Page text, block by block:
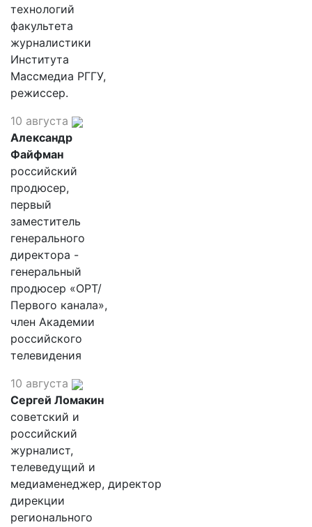
технологий
факультета
журналистики
Института
Массмедиа РГГУ,
режиссер.
10 августа
Александр
Файфман
российский
продюсер,
первый
заместитель
генерального
директора -
генеральный
продюсер «ОРТ/
Первого канала»,
член Академии
российского
телевидения
10 августа
Сергей Ломакин
советский и
российский
журналист,
телеведущий и
медиаменеджер, директор
дирекции
регионального